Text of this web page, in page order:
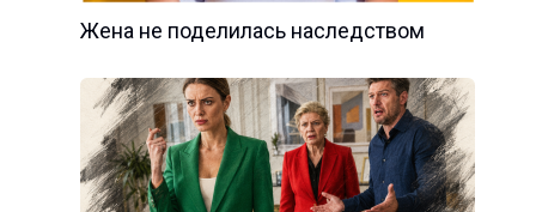
Жена не поделилась наследством